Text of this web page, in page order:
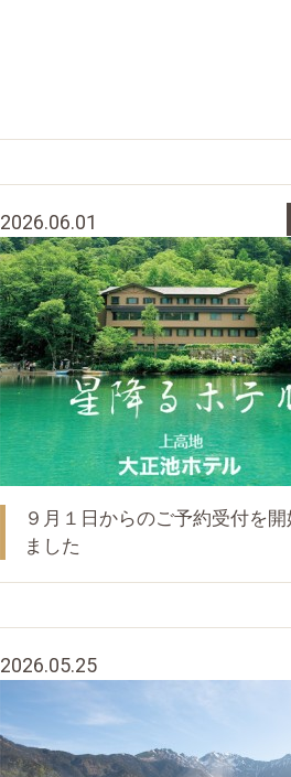
2026.06.01
９月１日からのご予約受付を開
ました
2026.05.25